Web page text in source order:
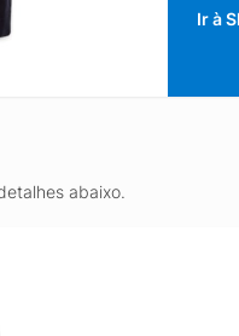
Ir à
abaixo.